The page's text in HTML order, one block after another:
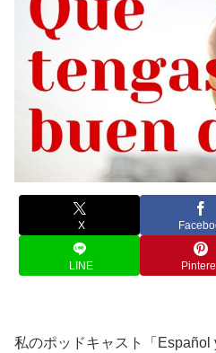
X
LINE
私のポッドキャスト「Español